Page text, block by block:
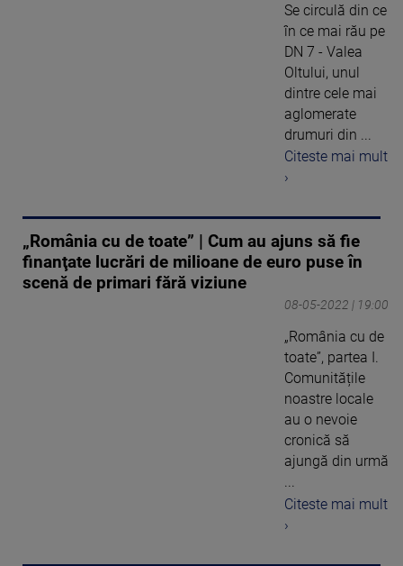
Se circulă din ce
în ce mai rău pe
DN 7 - Valea
Oltului, unul
dintre cele mai
aglomerate
drumuri din ...
Citeste mai mult
›
„România cu de toate” | Cum au ajuns să fie
finanţate lucrări de milioane de euro puse în
scenă de primari fără viziune
08-05-2022 | 19:00
„România cu de
toate”, partea I.
Comunitățile
noastre locale
au o nevoie
cronică să
ajungă din urmă
...
Citeste mai mult
›